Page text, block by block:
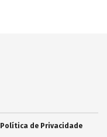
Política de Privacidade